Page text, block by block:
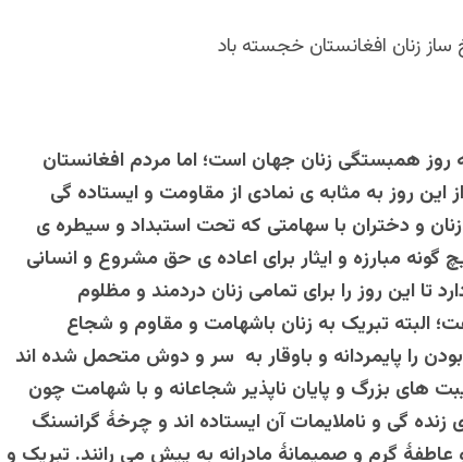
زنان افغانستان خجسته باد
روز همبستگی زنان جهان است؛ اما مردم افغانستان
این روز به مثابه ی نمادی از مقاومت و ایستاده گی
و دختران با سهامتی که تحت استبداد و سیطره ی
گونه مبارزه و ایثار برای اعاده ی حق مشروع و انسانی
تا این روز را برای تمامی زنان دردمند و مظلوم
البته تبریک به زنان باشهامت و مقاوم و شجاع
را پایمردانه و باوقار به سر و دوش متحمل شده اند
های بزرگ و پایان ناپذیر شجاعانه و با شهامت چون
زنده گی و ناملایمات آن ایستاده اند و چرخۀ گرانسنگ
عاطفۀ گرم و صمیمانۀ مادرانه به پیش می رانند. تبریک و